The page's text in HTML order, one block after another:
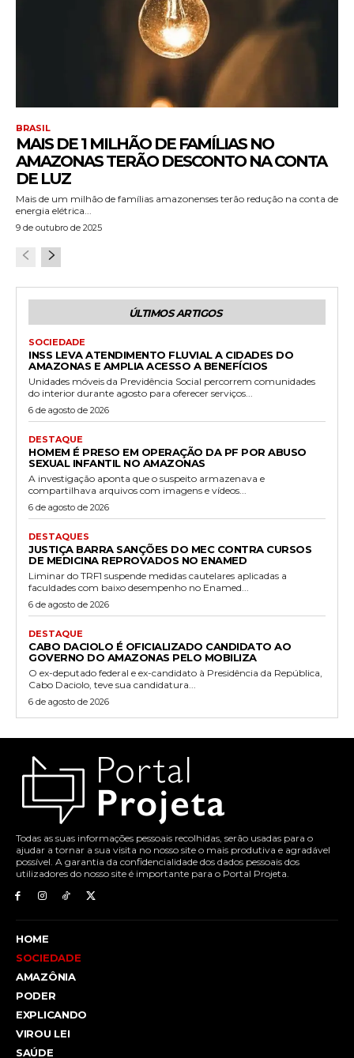
BRASIL
MAIS DE 1 MILHÃO DE FAMÍLIAS NO
AMAZONAS TERÃO DESCONTO NA CONTA
DE LUZ
Mais de um milhão de famílias amazonenses terão redução na conta de
energia elétrica...
9 de outubro de 2025
ÚLTIMOS ARTIGOS
SOCIEDADE
INSS LEVA ATENDIMENTO FLUVIAL A CIDADES DO
AMAZONAS E AMPLIA ACESSO A BENEFÍCIOS
Unidades móveis da Previdência Social percorrem comunidades
do interior durante agosto para oferecer serviços...
6 de agosto de 2026
DESTAQUE
HOMEM É PRESO EM OPERAÇÃO DA PF POR ABUSO
SEXUAL INFANTIL NO AMAZONAS
A investigação aponta que o suspeito armazenava e
compartilhava arquivos com imagens e vídeos...
6 de agosto de 2026
DESTAQUES
JUSTIÇA BARRA SANÇÕES DO MEC CONTRA CURSOS
DE MEDICINA REPROVADOS NO ENAMED
Liminar do TRF1 suspende medidas cautelares aplicadas a
faculdades com baixo desempenho no Enamed...
6 de agosto de 2026
DESTAQUE
CABO DACIOLO É OFICIALIZADO CANDIDATO AO
GOVERNO DO AMAZONAS PELO MOBILIZA
O ex-deputado federal e ex-candidato à Presidência da República,
Cabo Daciolo, teve sua candidatura...
6 de agosto de 2026
Todas as suas informações pessoais recolhidas, serão usadas para o
ajudar a tornar a sua visita no nosso site o mais produtiva e agradável
possível. A garantia da confidencialidade dos dados pessoais dos
utilizadores do nosso site é importante para o Portal Projeta.
HOME
SOCIEDADE
AMAZÔNIA
PODER
EXPLICANDO
VIROU LEI
SAÚDE